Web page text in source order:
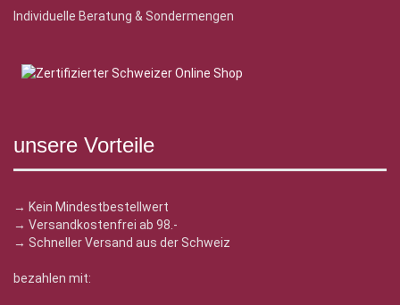
Individuelle Beratung & Sondermengen
unsere Vorteile
→ Kein Mindestbestellwert
→ Versandkostenfrei ab 98.-
→ Schneller Versand aus der Schweiz
bezahlen mit: